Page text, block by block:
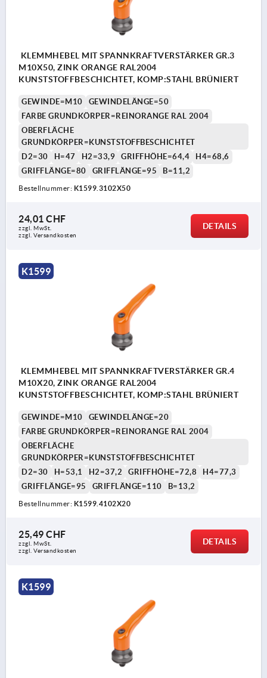
KLEMMHEBEL MIT SPANNKRAFTVERSTÄRKER GR.3
M10X50, ZINK ORANGE RAL2004
KUNSTSTOFFBESCHICHTET, KOMP:STAHL BRÜNIERT
GEWINDE=M10
GEWINDELÄNGE=50
FARBE GRUNDKÖRPER=REINORANGE RAL 2004
OBERFLÄCHE
GRUNDKÖRPER=KUNSTSTOFFBESCHICHTET
D2=30
H=47 H2=33,9 GRIFFHÖHE=64,4
H4=68,6
GRIFFLÄNGE=80
GRIFFLÄNGE=95 B=11,2
Bestellnummer: K1599.3102X50
24,01 CHF
zzgl. MwSt.
zzgl. Versandkosten
DETAILS
K1599
KLEMMHEBEL MIT SPANNKRAFTVERSTÄRKER GR.4
M10X20, ZINK ORANGE RAL2004
KUNSTSTOFFBESCHICHTET, KOMP:STAHL BRÜNIERT
GEWINDE=M10
GEWINDELÄNGE=20
FARBE GRUNDKÖRPER=REINORANGE RAL 2004
OBERFLÄCHE
GRUNDKÖRPER=KUNSTSTOFFBESCHICHTET
D2=30
H=53,1 H2=37,2 GRIFFHÖHE=72,8
H4=77,3
GRIFFLÄNGE=95
GRIFFLÄNGE=110 B=13,2
Bestellnummer: K1599.4102X20
25,49 CHF
zzgl. MwSt.
zzgl. Versandkosten
DETAILS
K1599